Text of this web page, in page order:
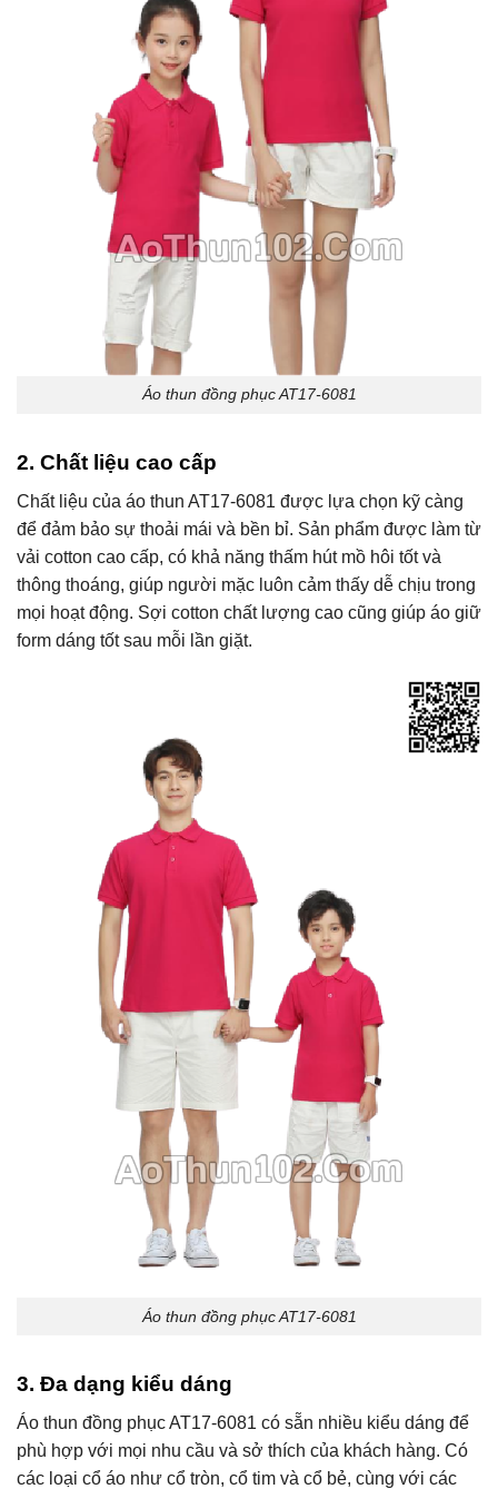
Áo thun đồng phục AT17-6081
2. Chất liệu cao cấp
Chất liệu của áo thun AT17-6081 được lựa chọn kỹ càng
để đảm bảo sự thoải mái và bền bỉ. Sản phẩm được làm từ
vải cotton cao cấp, có khả năng thấm hút mồ hôi tốt và
thông thoáng, giúp người mặc luôn cảm thấy dễ chịu trong
mọi hoạt động. Sợi cotton chất lượng cao cũng giúp áo giữ
form dáng tốt sau mỗi lần giặt.
Áo thun đồng phục AT17-6081
3. Đa dạng kiểu dáng
Áo thun đồng phục AT17-6081 có sẵn nhiều kiểu dáng để
phù hợp với mọi nhu cầu và sở thích của khách hàng. Có
các loại cổ áo như cổ tròn, cổ tim và cổ bẻ, cùng với các